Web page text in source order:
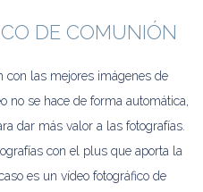
DE COMUNIÓN
con las mejores imágenes de
no se hace de forma automática,
dar más valor a las fotografías.
con el plus que aporta la
es un vídeo fotográfico de